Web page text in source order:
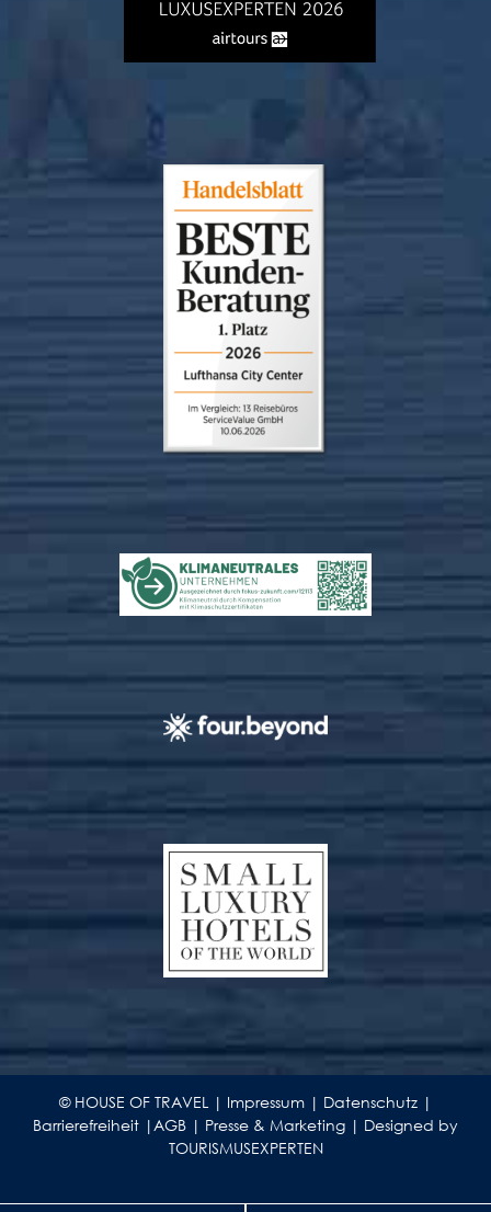
© HOUSE OF TRAVEL | Impressum | Datenschutz |
Barrierefreiheit |AGB | Presse & Marketing | Designed by
TOURISMUSEXPERTEN